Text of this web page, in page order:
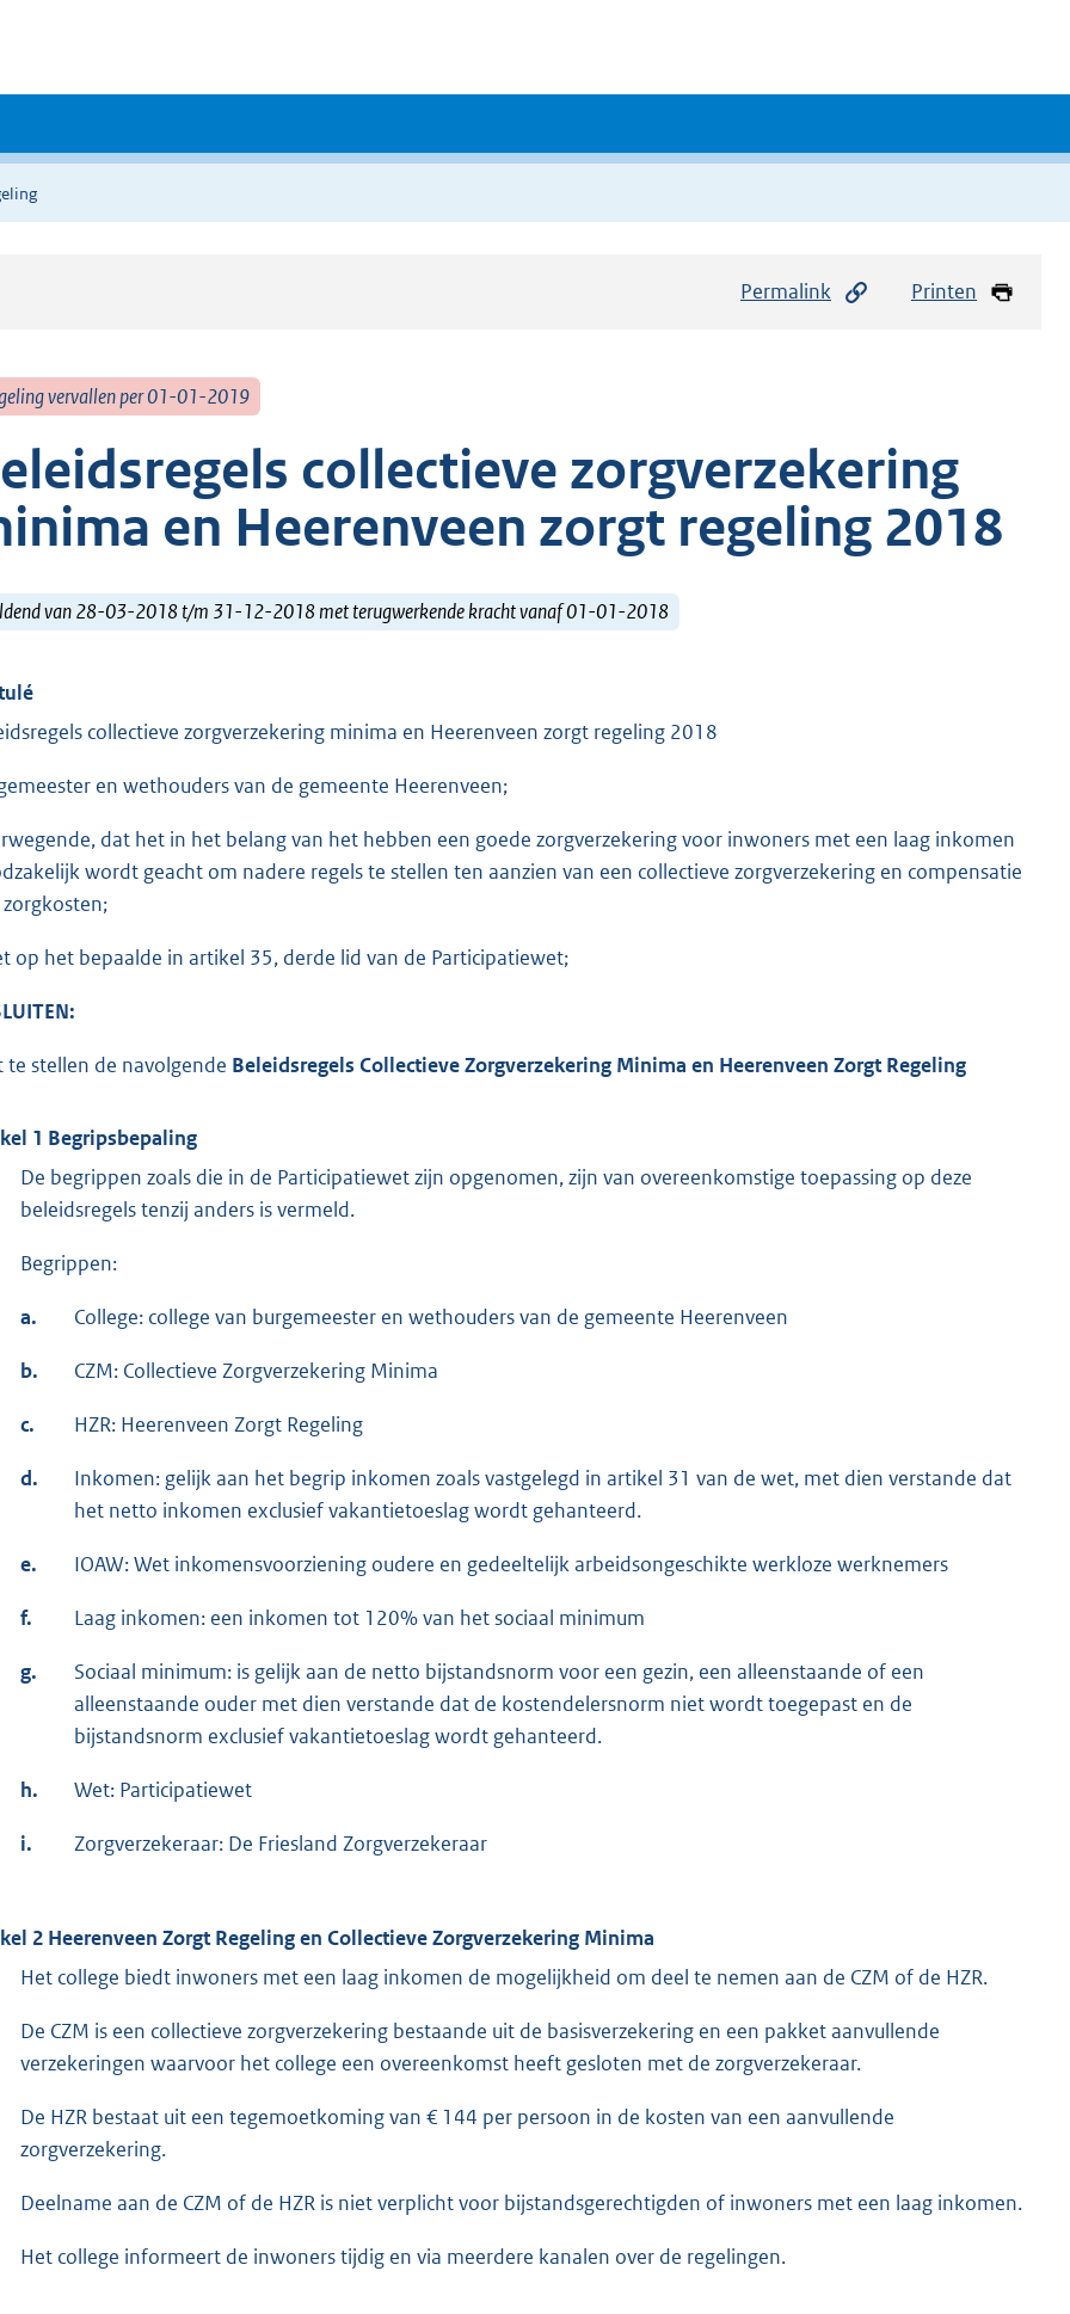
Permalink Printen
vervallen per 01-01-2019
collectieve zorgverzekering
en Heerenveen zorgt regeling 2018
van 28-03-2018 t/m 31-12-2018 met terugwerkende kracht vanaf 01-01-2018
collectieve zorgverzekering minima en Heerenveen zorgt regeling 2018
en wethouders van de gemeente Heerenveen;
dat het in het belang van het hebben een goede zorgverzekering voor inwoners met een laag inkomen
wordt geacht om nadere regels te stellen ten aanzien van een collectieve zorgverzekering en compensatie
op het bepaalde in artikel 35, derde lid van de Participatiewet;
te stellen de navolgende Beleidsregels Collectieve Zorgverzekering Minima en Heerenveen Zorgt Regeling
1 Begripsbepaling
De begrippen zoals die in de Participatiewet zijn opgenomen, zijn van overeenkomstige toepassing op deze
beleidsregels tenzij anders is vermeld.
Begrippen:
a. College: college van burgemeester en wethouders van de gemeente Heerenveen
b. CZM: Collectieve Zorgverzekering Minima
c. HZR: Heerenveen Zorgt Regeling
d.
Inkomen: gelijk aan het begrip inkomen zoals vastgelegd in artikel 31 van de wet, met dien verstande dat
het netto inkomen exclusief vakantietoeslag wordt gehanteerd.
e. IOAW: Wet inkomensvoorziening oudere en gedeeltelijk arbeidsongeschikte werkloze werknemers
f. Laag inkomen: een inkomen tot 120% van het sociaal minimum
g.
Sociaal minimum: is gelijk aan de netto bijstandsnorm voor een gezin, een alleenstaande of een
alleenstaande ouder met dien verstande dat de kostendelersnorm niet wordt toegepast en de
bijstandsnorm exclusief vakantietoeslag wordt gehanteerd.
h. Wet: Participatiewet
i. Zorgverzekeraar: De Friesland Zorgverzekeraar
2 Heerenveen Zorgt Regeling en Collectieve Zorgverzekering Minima
Het college biedt inwoners met een laag inkomen de mogelijkheid om deel te nemen aan de CZM of de HZR.
De CZM is een collectieve zorgverzekering bestaande uit de basisverzekering en een pakket aanvullende
verzekeringen waarvoor het college een overeenkomst heeft gesloten met de zorgverzekeraar.
De HZR bestaat uit een tegemoetkoming van € 144 per persoon in de kosten van een aanvullende
zorgverzekering.
Deelname aan de CZM of de HZR is niet verplicht voor bijstandsgerechtigden of inwoners met een laag inkomen.
Het college informeert de inwoners tijdig en via meerdere kanalen over de regelingen.